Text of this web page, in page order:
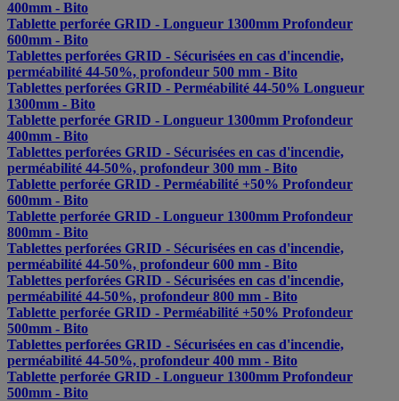
400mm - Bito
Tablette perforée GRID - Longueur 1300mm Profondeur
600mm - Bito
Tablettes perforées GRID - Sécurisées en cas d'incendie,
perméabilité 44-50%, profondeur 500 mm - Bito
Tablettes perforées GRID - Perméabilité 44-50% Longueur
1300mm - Bito
Tablette perforée GRID - Longueur 1300mm Profondeur
400mm - Bito
Tablettes perforées GRID - Sécurisées en cas d'incendie,
perméabilité 44-50%, profondeur 300 mm - Bito
Tablette perforée GRID - Perméabilité +50% Profondeur
600mm - Bito
Tablette perforée GRID - Longueur 1300mm Profondeur
800mm - Bito
Tablettes perforées GRID - Sécurisées en cas d'incendie,
perméabilité 44-50%, profondeur 600 mm - Bito
Tablettes perforées GRID - Sécurisées en cas d'incendie,
perméabilité 44-50%, profondeur 800 mm - Bito
Tablette perforée GRID - Perméabilité +50% Profondeur
500mm - Bito
Tablettes perforées GRID - Sécurisées en cas d'incendie,
perméabilité 44-50%, profondeur 400 mm - Bito
Tablette perforée GRID - Longueur 1300mm Profondeur
500mm - Bito